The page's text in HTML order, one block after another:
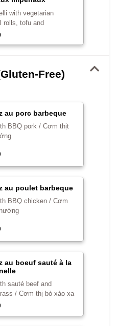
with vegetarian
rolls, tofu and
/ Bún chả giò chay,
Free)
au porc barbeque
BBQ pork / Cơm thịt
au poulet barbeque
BBQ chicken / Cơm
au boeuf sauté à la
sauté beef and
/ Cơm thị bò xào xa